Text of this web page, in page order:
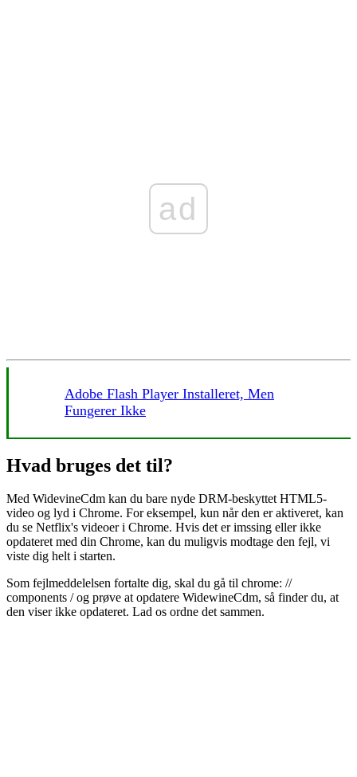
ad
Adobe Flash Player Installeret, Men
Fungerer Ikke
Hvad bruges det til?
Med WidevineCdm kan du bare nyde DRM-beskyttet HTML5-
video og lyd i Chrome. For eksempel, kun når den er aktiveret, kan
du se Netflix's videoer i Chrome. Hvis det er imssing eller ikke
opdateret med din Chrome, kan du muligvis modtage den fejl, vi
viste dig helt i starten.
Som fejlmeddelelsen fortalte dig, skal du gå til chrome: //
components / og prøve at opdatere WidewineCdm, så finder du, at
den viser ikke opdateret. Lad os ordne det sammen.